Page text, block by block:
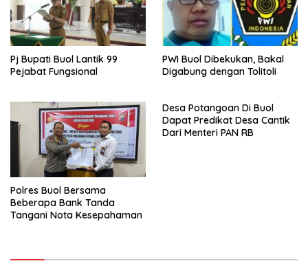
Pj Bupati Buol Lantik 99
Pejabat Fungsional
PWI Buol Dibekukan, Bakal
Digabung dengan Tolitoli
Polres Buol Bersama
Beberapa Bank Tanda
Tangani Nota Kesepahaman
Desa Potangoan Di Buol
Dapat Predikat Desa Cantik
Dari Menteri PAN RB